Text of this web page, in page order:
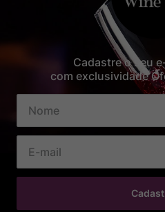
Cadastre o seu
com exclusividade